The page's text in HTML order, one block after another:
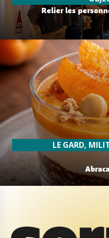
Relier les
LE GARD,
lire plus